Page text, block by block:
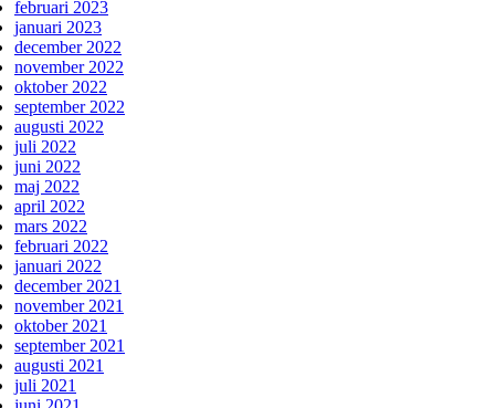
februari 2023
januari 2023
december 2022
november 2022
oktober 2022
september 2022
augusti 2022
juli 2022
juni 2022
maj 2022
april 2022
mars 2022
februari 2022
januari 2022
december 2021
november 2021
oktober 2021
september 2021
augusti 2021
juli 2021